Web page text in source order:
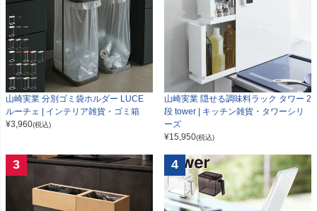
山崎実業 分別ゴミ袋ホルダー LUCE
ルーチェ | インテリア雑貨・ゴミ箱
¥3,960(税込)
山崎実業 隠せる調味料ラック タワー 2
段 tower | キッチン雑貨・タワーシリ
ーズ
¥15,950(税込)
3 4